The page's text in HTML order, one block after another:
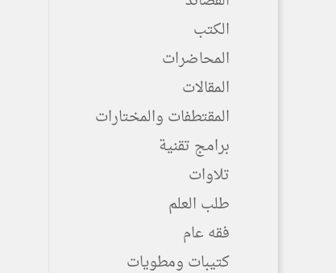
الكتب
المحاضرات
المقالات
المقتطفات والمختارات
برامج تقنية
تلاوات
طلب العلم
فقه عام
كتيبات ومطويات